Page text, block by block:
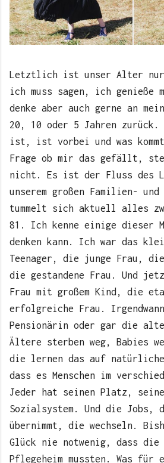
Letztlich ist unser Alter nur
ich muss sagen, ich genieße
denke aber auch gerne an
20, 10 oder 5 Jahren zurück.
ist, ist vorbei und was
Frage ob mir das gefällt,
nicht. Es ist der Fluss des
unserem großen Familien- und
tummelt sich aktuell alles
81. Ich kenne einige dieser
denken kann. Ich war das
Teenager, die junge Frau,
die gestandene Frau. Und
Frau mit großem Kind, die
erfolgreiche Frau. Irgendwann
Pensionärin oder gar die
Ältere sterben weg, Babies
die lernen das auf natürliche
dass es Menschen im
Jeder hat seinen Platz,
Sozialsystem. Und die Jobs,
übernimmt, die wechseln.
Glück nie notwenig, dass die
Pflegeheim mussten. Was